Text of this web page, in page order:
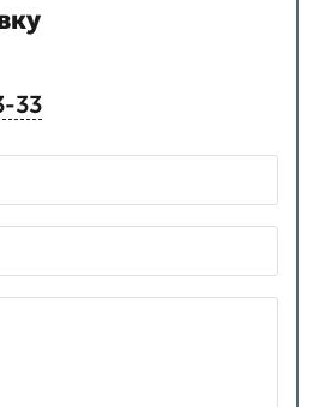
33